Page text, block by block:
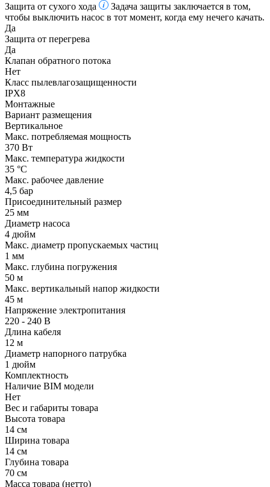
Защита от сухого хода
Задача защиты заключается в том,
чтобы выключить насос в тот момент, когда ему нечего качать.
Да
Защита от перегрева
Да
Клапан обратного потока
Нет
Класс пылевлагозащищенности
IPX8
Монтажные
Вариант размещения
Вертикальное
Макс. потребляемая мощность
370 Вт
Макс. температура жидкости
35 °С
Макс. рабочее давление
4,5 бар
Присоединительный размер
25 мм
Диаметр насоса
4 дюйм
Макс. диаметр пропускаемых частиц
1 мм
Макс. глубина погружения
50 м
Макс. вертикальный напор жидкости
45 м
Напряжение электропитания
220 - 240 В
Длина кабеля
12 м
Диаметр напорного патрубка
1 дюйм
Комплектность
Наличие BIM модели
Нет
Вес и габариты товара
Высота товара
14 см
Ширина товара
14 см
Глубина товара
70 см
Масса товара (нетто)